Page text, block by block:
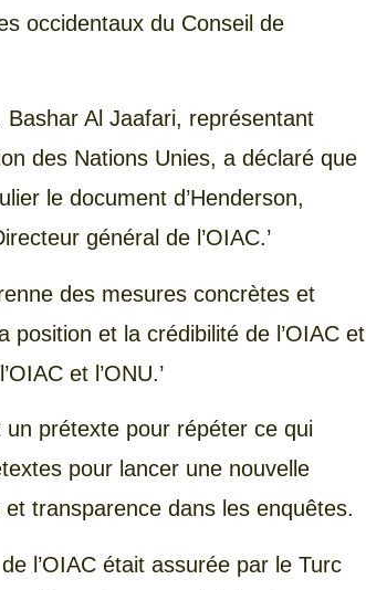
occidentaux du Conseil de
Al Jaafari, représentant
des Nations Unies, a déclaré que
le document d’Henderson,
général de l’OIAC.’
des mesures concrètes et
position et la crédibilité de l’OIAC et
et l’ONU.’
un prétexte pour répéter ce qui
pour lancer une nouvelle
transparence dans les enquêtes.
l’OIAC était assurée par le Turc